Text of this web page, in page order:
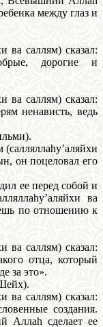
между глаз и
ва саллям) сказал:
дорогие и
ва саллям) сказал:
ненависть, ведь
он поцеловал его
ее перед собой и
ва
по отношению к
ва саллям) сказал:
отца, который
за это».
ва саллям) сказал:
создания.
Аллаh сделает ее